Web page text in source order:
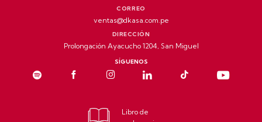
CORREO
ventas@dkasa.com.pe
DIRECCIÓN
Prolongación Ayacucho 1204, San Miguel
SÍGUENOS
Libro de